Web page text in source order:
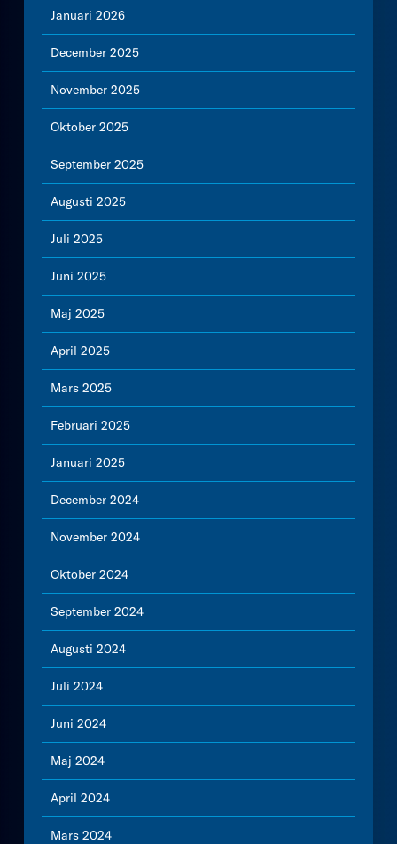
Januari 2026
December 2025
November 2025
Oktober 2025
September 2025
Augusti 2025
Juli 2025
Juni 2025
Maj 2025
April 2025
Mars 2025
Februari 2025
Januari 2025
December 2024
November 2024
Oktober 2024
September 2024
Augusti 2024
Juli 2024
Juni 2024
Maj 2024
April 2024
Mars 2024